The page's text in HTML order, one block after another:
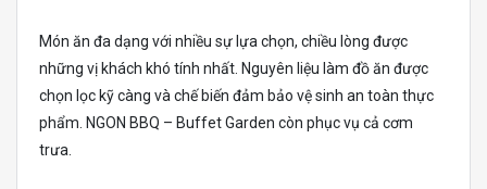
Món ăn đa dạng với nhiều sự lựa chọn, chiều lòng được
những vị khách khó tính nhất. Nguyên liệu làm đồ ăn được
chọn lọc kỹ càng và chế biến đảm bảo vệ sinh an toàn thực
phẩm. NGON BBQ – Buffet Garden còn phục vụ cả cơm
trưa.